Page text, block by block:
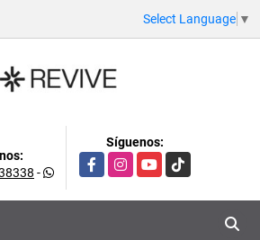
Select Language ▼
-
Síguenos:
FacebookInstagramYouTubeTikTok